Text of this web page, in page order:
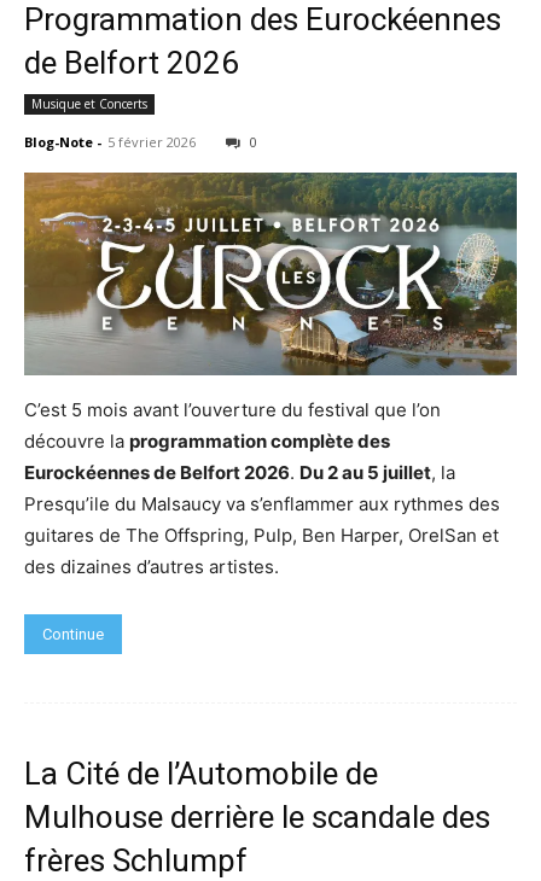
Programmation des Eurockéennes
de Belfort 2026
Musique et Concerts
Blog-Note - 5 février 2026 0
C’est 5 mois avant l’ouverture du festival que l’on
découvre la programmation complète des
Eurockéennes de Belfort 2026. Du 2 au 5 juillet, la
Presqu’ile du Malsaucy va s’enflammer aux rythmes des
guitares de The Offspring, Pulp, Ben Harper, OrelSan et
des dizaines d’autres artistes.
Continue
La Cité de l’Automobile de
Mulhouse derrière le scandale des
frères Schlumpf